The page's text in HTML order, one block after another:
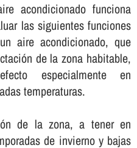
acondicionado funciona
las siguientes funciones
aire acondicionado, que
de la zona habitable,
especialmente en
temperaturas.
de la zona, a tener en
de invierno y bajas